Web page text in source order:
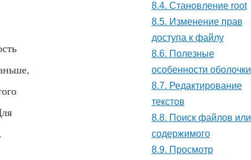
.
8.4. Становление root
8.5. Изменение прав
доступа к файлу
8.6. Полезные
особенности оболочки
8.7. Редактирование
текстов
8.8. Поиск файлов или
содержимого
8.9. Просмотр